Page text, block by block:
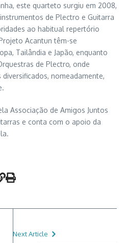
este quarteto surgiu em 2008,
de Plectro e Guitarra
ao habitual repertório
Acantun têm-se
Tailândia e Japão, enquanto
de Plectro, onde
nomeadamente,
Associação de Amigos Juntos
e conta com o apoio da
Next Article